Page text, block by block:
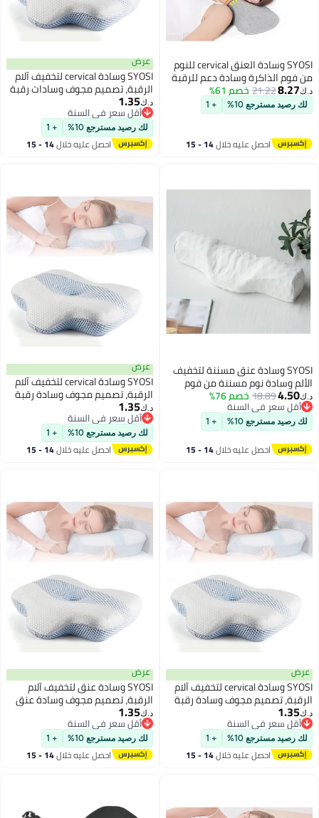
SYOSI وسادة العنق cervical للنوم
من فوم الذاكرة وسادة دعم للرقبة
لتخفيف آلام الرقبة المتصلبة وسادة
لف الرقبة وسادة دعم للرقبة
لمستخدمي السرير وسادة دعم
د.ك‏8.27
21.22خصم 61%
لك رصيد مسترجع 10% + 1
احصل عليه خلال 14 - 15
عرض
SYOSI وسادة cervical لتخفيف آلام
الرقبة، تصميم مجوف وسادات رقبة
من رغوة الذاكرة عديمة الرائحة مع
غلاف تبريد، وسادة دعم الرأس مريحة
للنوم، دعم الجوانب للنائمين على
الجنب والظهر
د.ك‏1.35
أقل سعر في السنة
أقل سعر في السنة
لك رصيد مسترجع 10% + 1
احصل عليه خلال 14 - 15
SYOSI وسادة عنق مسننة لتخفيف
الألم وسادة نوم مسننة من فوم
الذاكرة لتخفيف ألم العنق المتصلب
وسادة سفر للسرير للنوم الجانبي
والنوم على الظهر بيضاء
د.ك‏4.50
18.89خصم 76%
أقل سعر في السنة
أقل سعر في السنة
لك رصيد مسترجع 10% + 1
احصل عليه خلال 14 - 15
عرض
SYOSI وسادة cervical لتخفيف آلام
الرقبة، تصميم مجوف وسادة رقبة
مصنوعة من رغوة الذاكرة عديمة
الرائحة مع غلاف مبرد، وسادة دعم
الرأس المريحة للنوم، دعم مخصص
للنايمين على الجانب والظهر
د.ك‏1.35
أقل سعر في السنة
أقل سعر في السنة
لك رصيد مسترجع 10% + 1
احصل عليه خلال 14 - 15
عرض
SYOSI وسادة cervical لتخفيف آلام
الرقبة، تصميم مجوف وسادة رقبة
من ذاكرة فوم خالية من الروائح مع
غلاف تبريدي، وسادة دعم رأس
مريحة للنوم، دعم منحني
لمستخدمي النوم على الجانب
والظهر
د.ك‏1.35
أقل سعر في السنة
أقل سعر في السنة
لك رصيد مسترجع 10% + 1
احصل عليه خلال 14 - 15
عرض
SYOSI وسادة عنق لتخفيف آلام
الرقبة، تصميم مجوف وسادة عنق
من فوم الذاكرة عديم الرائحة مع
غلاف تبريد، وسادة دعم الرأس
ergonomics للنوم، دعم مائل
لمستخدمي النوم الجانبي والظهر
د.ك‏1.35
أقل سعر في السنة
أقل سعر في السنة
لك رصيد مسترجع 10% + 1
احصل عليه خلال 14 - 15